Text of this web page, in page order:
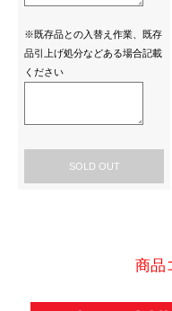
※既存品との入替え作業、既存
品引上げ処分などある場合記載
ください
SOLD OUT
商品